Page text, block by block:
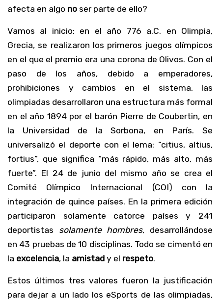
afecta en algo no ser parte de ello?
Vamos al inicio: en el año 776 a.C. en Olimpia,
Grecia, se realizaron los primeros juegos olímpicos
en el que el premio era una corona de Olivos. Con el
paso de los años, debido a emperadores,
prohibiciones y cambios en el sistema, las
olimpiadas desarrollaron una estructura más formal
en el año 1894 por el barón Pierre de Coubertin, en
la Universidad de la Sorbona, en París. Se
universalizó el deporte con el lema: “citius, altius,
fortius”, que significa “más rápido, más alto, más
fuerte”. El 24 de junio del mismo año se crea el
Comité Olímpico Internacional (COI) con la
integración de quince países. En la primera edición
participaron solamente catorce países y 241
deportistas solamente hombres, desarrollándose
en 43 pruebas de 10 disciplinas. Todo se cimentó en
la excelencia, la amistad y el respeto.
Estos últimos tres valores fueron la justificación
para dejar a un lado los eSports de las olimpiadas,